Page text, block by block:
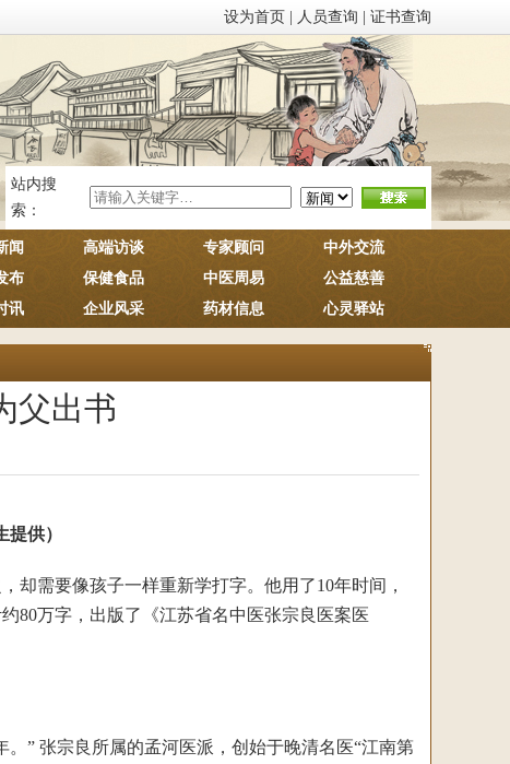
设为首页 人员查询 证书查询
站内搜
索：
闻 高端访谈 专家顾问
中外交流
布 保健食品 中医周易
公益慈善
讯 企业风采 药材信息 心灵驿站
父出书
供）
需要像孩子一样重新学打字。他用了10年时间，
80万字，出版了《江苏省名中医张宗良医案医
” 张宗良所属的孟河医派，创始于晚清名医“江南第